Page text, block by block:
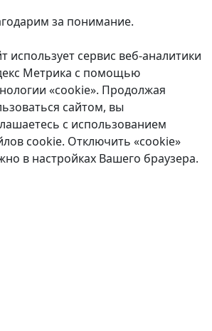
[50]
[4]
[144]
[131]
[2]
[250]
[1]
за понимание.
использует сервис веб-аналитики
Метрика с помощью
«cookie». Продолжая
сайтом, вы
с использованием
cookie. Отключить «cookie»
в настройках Вашего браузера.